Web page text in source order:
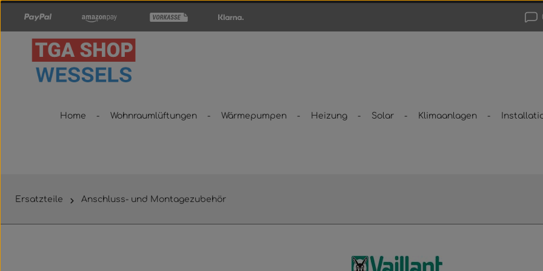
Hauptinhalt springen
Zur Hauptnavigation springen
Home Wohnraumlüftungen Wärmepumpen Heizung Solar Klimaanlagen
Ersatzteile Anschluss- und Montagezubehör